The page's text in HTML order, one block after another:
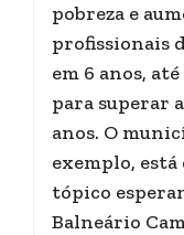
pobreza e
profissionais
em 6 anos,
para superar
anos. O
exemplo, está
tópico
Balneário